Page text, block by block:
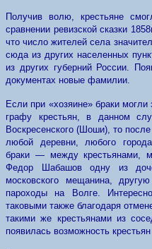
Получив волю, крестьяне
сравнении ревизской сказки
что число жителей села
сюда из других населенных
из других губерний России.
документах новые фамилии.
Если при «хозяине» браки
графу крестьян, в данном
Воскресенского (Шоши), то
любой деревни, любого
браки — между крестьянами,
Федор Шабашов одну из
московского мещанина,
пароходы на Волге.
таковыми также благодаря
такими же крестьянами из
появилась возможность